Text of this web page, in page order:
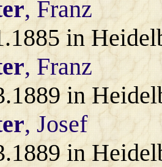
, Franz
in
, Franz
in
, Josef
in